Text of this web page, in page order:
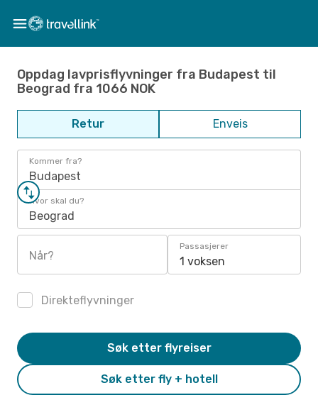
Oppdag lavprisflyvninger fra Budapest til
Beograd fra 1066 NOK
Retur Enveis
Kommer fra?
Budapest
Hvor skal du?
Beograd
Når?
Passasjerer
1 voksen
Direkteflyvninger
Søk etter fly + hotell
Søk etter flyreiser